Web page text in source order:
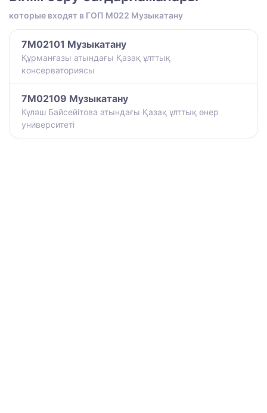
которые входят в ГОП M022 Музыкатану
7M02101 Музыкатану
Құрманғазы атындағы Қазақ ұлттық
консерваториясы
7M02109 Музыкатану
Күләш Байсейітова атындағы Қазақ ұлттық өнер
университеті